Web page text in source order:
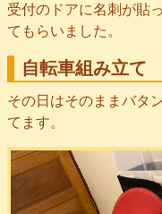
受付のドアに名刺が貼
てもらいました。
自転車組み立て
その日はそのままバタ
てます。